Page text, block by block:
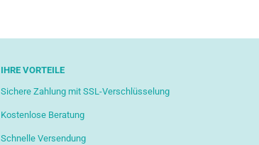
IHRE VORTEILE
Sichere Zahlung mit SSL-Verschlüsselung
Kostenlose Beratung
Schnelle Versendung